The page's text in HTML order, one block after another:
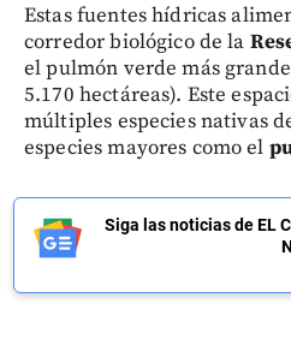
Estas fuentes hídricas
corredor biológico de la
el pulmón verde más
5.170 hectáreas). Este
múltiples especies nativas
especies mayores como el
Siga las noticias de EL